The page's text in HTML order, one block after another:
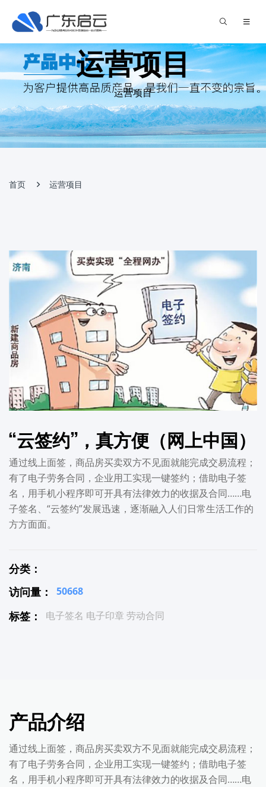
运营项目
运营项目
首页 运营项目
“云签约”，真方便（网上中国）
通过线上面签，商品房买卖双方不见面就能完成交易流程；
有了电子劳务合同，企业用工实现一键签约；借助电子签
名，用手机小程序即可开具有法律效力的收据及合同……电
子签名、“云签约”发展迅速，逐渐融入人们日常生活工作的
方方面面。
分类：
访问量：
50668
标签： 电子签名 电子印章 劳动合同
产品介绍
通过线上面签，商品房买卖双方不见面就能完成交易流程；
有了电子劳务合同，企业用工实现一键签约；借助电子签
名，用手机小程序即可开具有法律效力的收据及合同……电